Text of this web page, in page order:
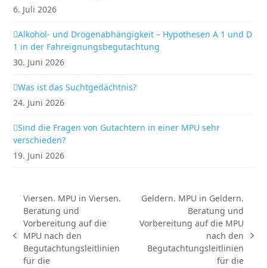
6. Juli 2026
Alkohol- und Drogenabhängigkeit – Hypothesen A 1 und D
1 in der Fahreignungsbegutachtung
30. Juni 2026
Was ist das Suchtgedächtnis?
24. Juni 2026
Sind die Fragen von Gutachtern in einer MPU sehr
verschieden?
19. Juni 2026
vorheriger
Beitrag:
Viersen. MPU in Viersen.
Beratung und
Vorbereitung auf die
MPU nach den
Begutachtungsleitlinien
für die
Beitrag:
Geldern. MPU in Geldern.
Beratung und
Vorbereitung auf die MPU
nach den
Begutachtungsleitlinien
für die